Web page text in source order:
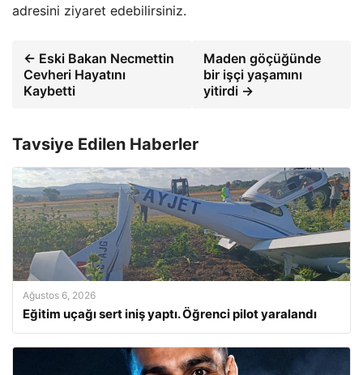
adresini ziyaret edebilirsiniz.
← Eski Bakan Necmettin
Cevheri Hayatını
Kaybetti
Maden göçüğünde
bir işçi yaşamını
yitirdi →
Tavsiye Edilen Haberler
Ağustos 6, 2026
Eğitim uçağı sert iniş yaptı. Öğrenci pilot yaralandı